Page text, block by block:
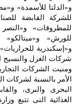
و«الدلتا للأسمدة»
للشركة القابضة
للمطروقات»
للورش» و«ميتالكو»
و«إسكندرية
ومنيت الشركات
الأمر بالنسبة لشركات
البحرى والبرى،
الغذائية التى تتبع